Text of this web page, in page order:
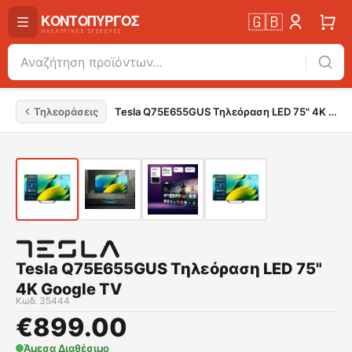
🇬🇧
Τηλεοράσεις Tesla Q75E655GUS Τηλεόραση LED 75" 4K Google TV
Tesla Q75E655GUS Τηλεόραση LED 75"
4K Google TV
Κωδ. 35444
€899.00
Άμεσα Διαθέσιμο